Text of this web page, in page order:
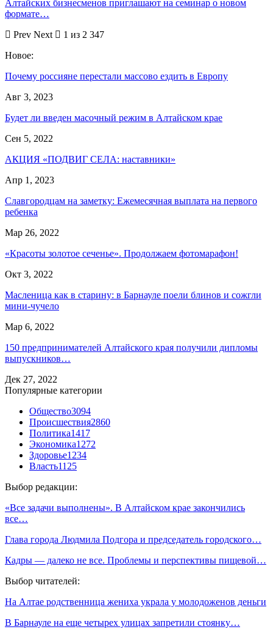
Алтайских бизнесменов приглашают на семинар о новом
формате…
Prev Next
1 из 2 347
Новое:
Почему россияне перестали массово ездить в Европу
Авг 3, 2023
Будет ли введен масочный режим в Алтайском крае
Сен 5, 2022
АКЦИЯ «ПОДВИГ СЕЛА: наставники»
Апр 1, 2023
Славгородцам на заметку: Ежемесячная выплата на первого
ребенка
Мар 26, 2022
«Красоты золотое сеченье». Продолжаем фотомарафон!
Окт 3, 2022
Масленица как в старину: в Барнауле поели блинов и сожгли
мини-чучело
Мар 6, 2022
150 предпринимателей Алтайского края получили дипломы
выпускников…
Дек 27, 2022
Популярные категории
Общество3094
Происшествия2860
Политика1417
Экономика1272
Здоровье1234
Власть1125
Выбор редакции:
«Все задачи выполнены». В Алтайском крае закончились
все…
Глава города Людмила Подгора и председатель городского…
Кадры — далеко не все. Проблемы и перспективы пищевой…
Выбор читателей:
На Алтае родственница жениха украла у молодоженов деньги
В Барнауле на еще четырех улицах запретили стоянку…